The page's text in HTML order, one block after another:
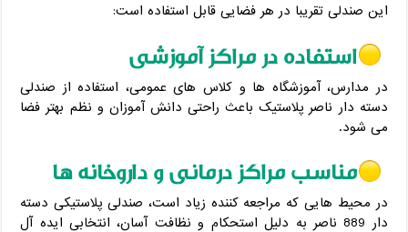
این صندلی تقریبا در هر فضایی قابل استفاده است:
استفاده در مراکز آموزشی
در مدارس، آموزشگاه‌ ها و کلاس‌ های عمومی، استفاده از صندلی
دسته دار ناصر پلاستیک باعث راحتی دانش ‌آموزان و نظم بهتر فضا
می ‌شود.
مناسب مراکز درمانی و داروخانه‌ ها
در محیط ‌هایی که مراجعه‌ کننده زیاد است، صندلی پلاستیکی دسته
دار 889 ناصر به‌ دلیل استحکام و نظافت آسان، انتخابی ایده ‌آل